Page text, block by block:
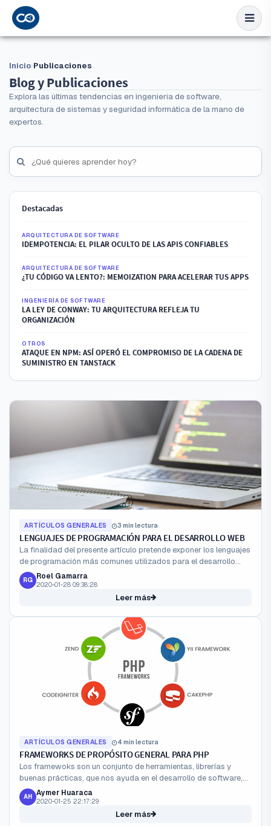
Inicio Publicaciones
Blog y Publicaciones
Explora las últimas tendencias en ingeniería de software,
arquitectura de sistemas y seguridad informática de la mano de
expertos.
ARTÍCULOS GENERALES 3 min lectura
LENGUAJES DE PROGRAMACIÓN PARA EL DESARROLLO WEB
La finalidad del presente artículo pretende exponer los lenguajes
de programación más comunes utilizados para el desarrollo
web, realizando una comparativa en cuanto a característi...
RG Roel Gamarra
2020-01-28 09:38:28
Leer más
ARTÍCULOS GENERALES 4 min lectura
FRAMEWORKS DE PROPÓSITO GENERAL PARA PHP
Los framewoks son un conjunto de herramientas, librerías y
buenas prácticas, que nos ayuda en el desarrollo de software,
proporcionan una estructura definida la cual incrementa la...
AH Aymer Huaraca
2020-01-25 22:17:29
Leer más
Destacadas
ARQUITECTURA DE SOFTWARE
IDEMPOTENCIA: EL PILAR OCULTO DE LAS APIS CONFIABLES
ARQUITECTURA DE SOFTWARE
¿TU CÓDIGO VA LENTO?: MEMOIZATION PARA ACELERAR TUS APPS
INGENIERÍA DE SOFTWARE
LA LEY DE CONWAY: TU ARQUITECTURA REFLEJA TU
ORGANIZACIÓN
OTROS
ATAQUE EN NPM: ASÍ OPERÓ EL COMPROMISO DE LA CADENA DE
SUMINISTRO EN TANSTACK